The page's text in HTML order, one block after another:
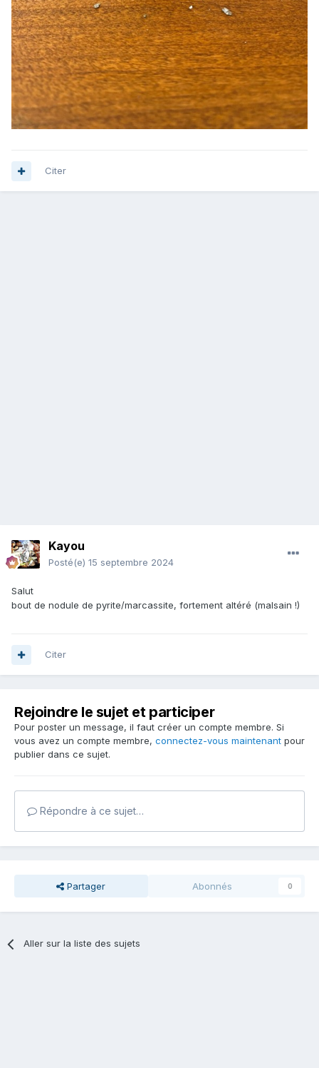
Citer
Kayou
Posté(e) 15 septembre 2024
Salut
bout de nodule de pyrite/marcassite, fortement altéré (malsain !)
Citer
Rejoindre le sujet et participer
Pour poster un message, il faut créer un compte membre. Si
vous avez un compte membre, connectez-vous maintenant pour
publier dans ce sujet.
Répondre à ce sujet…
Partager Abonnés 0
Aller sur la liste des sujets